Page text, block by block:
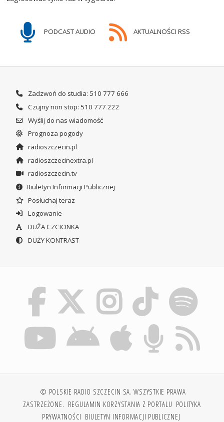
PODCAST AUDIO AKTUALNOŚCI RSS
Zadzwoń do studia: 510 777 666
Czujny non stop: 510 777 222
Wyślij do nas wiadomość
Prognoza pogody
radioszczecin.pl
radioszczecinextra.pl
radioszczecin.tv
Biuletyn Informacji Publicznej
Posłuchaj teraz
Logowanie
DUŻA CZCIONKA
DUŻY KONTRAST
© POLSKIE RADIO SZCZECIN SA. WSZYSTKIE PRAWA
ZASTRZEŻONE. REGULAMIN KORZYSTANIA Z PORTALU POLITYKA
PRYWATNOŚCI BIULETYN INFORMACJI PUBLICZNEJ